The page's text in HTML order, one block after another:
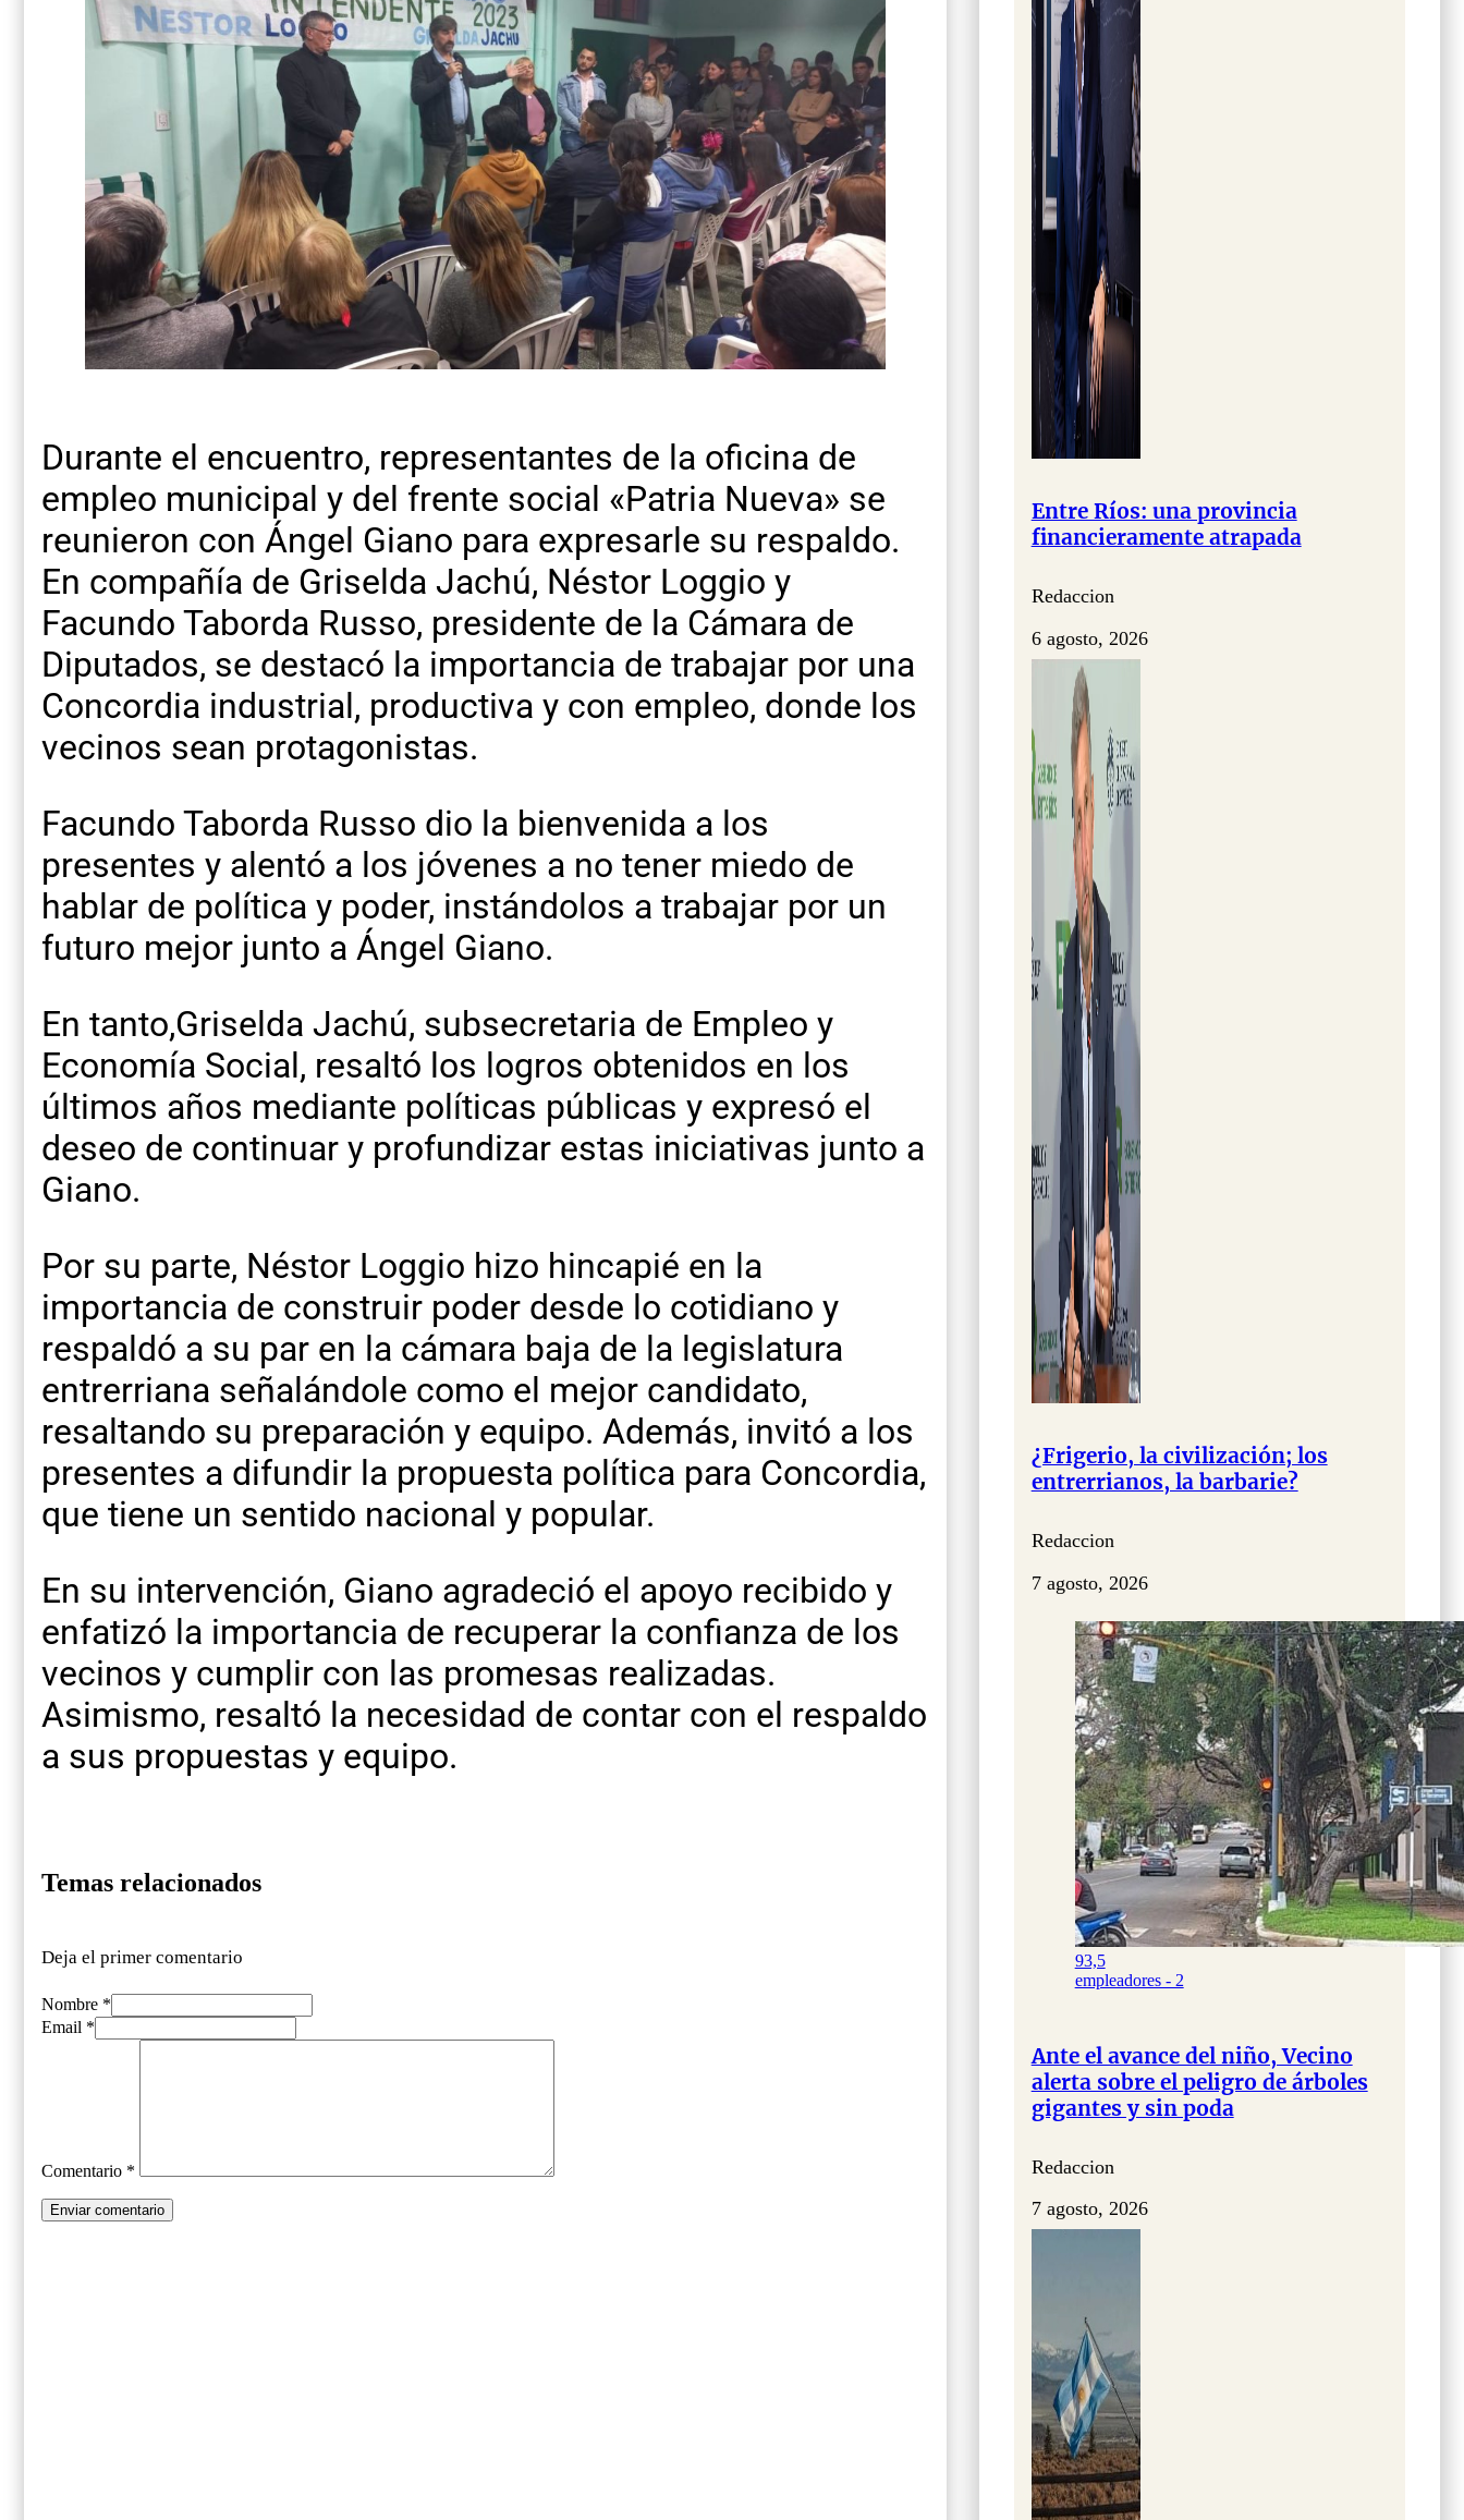
Durante el encuentro, representantes de la oficina de
empleo municipal y del frente social «Patria Nueva» se
reunieron con Ángel Giano para expresarle su respaldo.
En compañía de Griselda Jachú, Néstor Loggio y
Facundo Taborda Russo, presidente de la Cámara de
Diputados, se destacó la importancia de trabajar por una
Concordia industrial, productiva y con empleo, donde los
vecinos sean protagonistas.
Facundo Taborda Russo dio la bienvenida a los
presentes y alentó a los jóvenes a no tener miedo de
hablar de política y poder, instándolos a trabajar por un
futuro mejor junto a Ángel Giano.
En tanto,Griselda Jachú, subsecretaria de Empleo y
Economía Social, resaltó los logros obtenidos en los
últimos años mediante políticas públicas y expresó el
deseo de continuar y profundizar estas iniciativas junto a
Giano.
Por su parte, Néstor Loggio hizo hincapié en la
importancia de construir poder desde lo cotidiano y
respaldó a su par en la cámara baja de la legislatura
entrerriana señalándole como el mejor candidato,
resaltando su preparación y equipo. Además, invitó a los
presentes a difundir la propuesta política para Concordia,
que tiene un sentido nacional y popular.
En su intervención, Giano agradeció el apoyo recibido y
enfatizó la importancia de recuperar la confianza de los
vecinos y cumplir con las promesas realizadas.
Asimismo, resaltó la necesidad de contar con el respaldo
a sus propuestas y equipo.
Temas relacionados
Deja el primer comentario
Nombre *
Email *
Comentario *
Entre Ríos: una provincia
financieramente atrapada
Redaccion
6 agosto, 2026
¿Frigerio, la civilización; los
entrerrianos, la barbarie?
Redaccion
7 agosto, 2026
93,5
empleadores - 2
Ante el avance del niño, Vecino
alerta sobre el peligro de árboles
gigantes y sin poda
Redaccion
7 agosto, 2026